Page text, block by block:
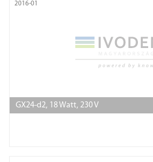
2016-01
GX24-d2, 18 Watt, 230 V